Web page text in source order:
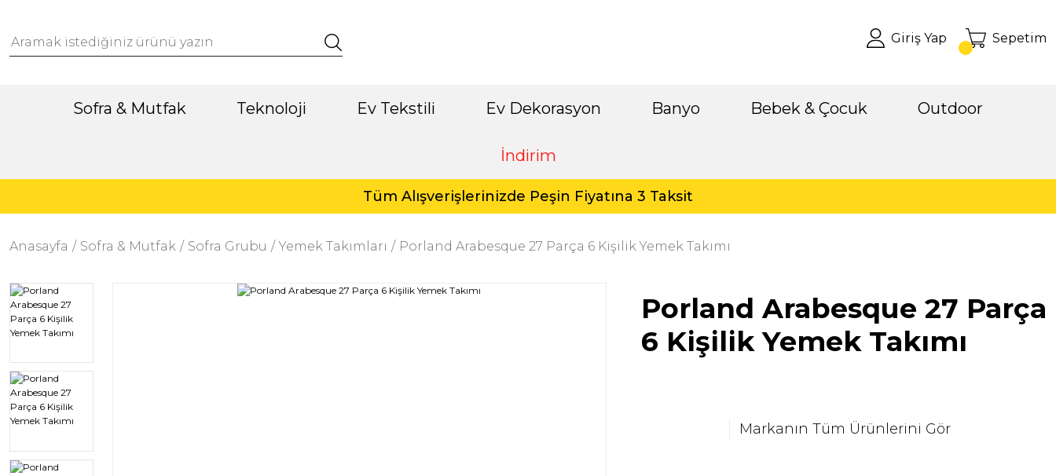
Giriş Yap Sepetim
Sofra & Mutfak Teknoloji Ev Tekstili Ev Dekorasyon Banyo Bebek & Çocuk Outdoor
İndirim
Tüm Alışverişlerinizde Peşin Fiyatına 3 Taksit
Anasayfa Sofra & Mutfak Sofra Grubu Yemek Takımları Porland Arabesque 27 Parça 6 Kişilik Yemek Takımı
Porland Arabesque 27 Parça
6 Kişilik Yemek Takımı
Markanın Tüm Ürünlerini Gör